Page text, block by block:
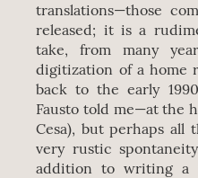
translations—those
released; it is a
take, from many
digitization of a home
back to the early
Fausto told me—at the
Cesa), but perhaps all
very rustic
addition to writing a